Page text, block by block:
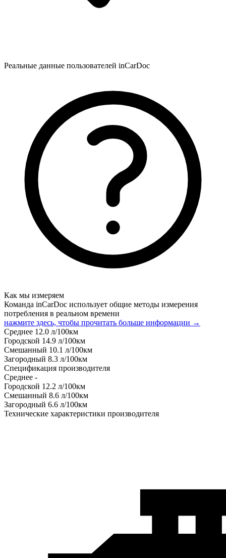
Реальные данные пользователей inCarDoc
Как мы измеряем
Команда inCarDoc использует общие методы измерения
потребления в реальном времени
нажмите здесь, чтобы прочитать больше информации →
Среднее 12.0 л/100км
Городской 14.9 л/100км
Смешанный 10.1 л/100км
Загородный 8.3 л/100км
Спецификация производителя
Среднее -
Городской 12.2 л/100км
Смешанный 8.6 л/100км
Загородный 6.6 л/100км
Технические характеристики производителя